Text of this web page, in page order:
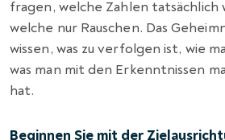
fragen, welche Zahlen tatsächlich
welche nur Rauschen. Das
wissen, was zu verfolgen ist, wie
was man mit den Erkenntnissen
hat.
Beginnen Sie mit der